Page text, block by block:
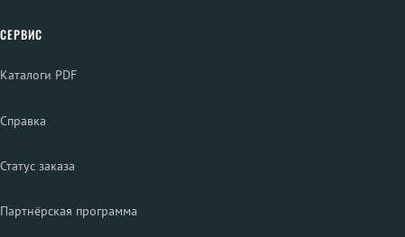
СЕРВИС
Каталоги PDF
Справка
Статус заказа
Партнёрская программа